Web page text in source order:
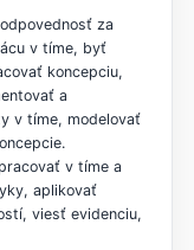
za
v tíme, byť
koncepciu,
a
v tíme, modelovať
v tíme a
aplikovať
viesť evidenciu,